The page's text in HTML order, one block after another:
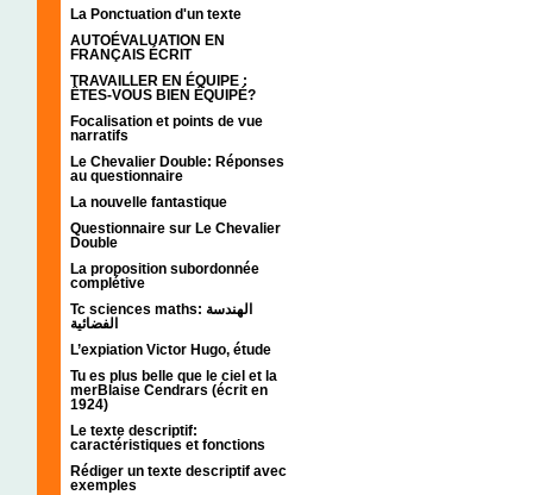
La Ponctuation d'un texte
AUTOÉVALUATION EN
FRANÇAIS ÉCRIT
TRAVAILLER EN ÉQUIPE :
ÊTES-VOUS BIEN ÉQUIPÉ?
Focalisation et points de vue
narratifs
Le Chevalier Double: Réponses
au questionnaire
La nouvelle fantastique
Questionnaire sur Le Chevalier
Double
La proposition subordonnée
complétive
Tc sciences maths: الهندسة
الفضائية
L’expiation Victor Hugo, étude
Tu es plus belle que le ciel et la
merBlaise Cendrars (écrit en
1924)
Le texte descriptif:
caractéristiques et fonctions
Rédiger un texte descriptif avec
exemples